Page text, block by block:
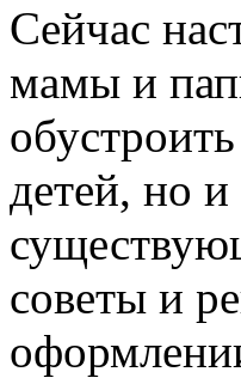
Сейчас
мамы и
детей, но
советы и